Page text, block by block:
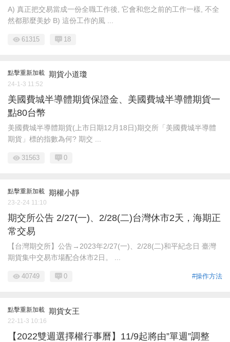
A) 真正把交易當成一份全職工作後, 它會和您之前的工作一樣, 不全
然都那麼美妙 B) 這份工作的風 ...
61315 18
點擊重新加載 期貨小道瓊
24-1-3 11:52
美國費城半導體期貨保證金、美國費城半導體期貨一
點80台幣
​ 美國費城半導體期貨(上市日期12月18日) ​ 期交所「美國費城半導體
期貨」標的指數為何? 期交 ...
31563 0
點擊重新加載 期權小靜
23-2-24 11:10
期交所公告 2/27(一)、2/28(二)台灣休市2天，海期正
常交易
【台灣期交所】公告→2023年2/27(一)、2/28(二)和平紀念日 臺灣
期貨集中交易市場配合休市2日。 ...
#操作方法
40749 0
點擊重新加載 期貨女王
22-11-3 10:16
【2022雙週選擇權行事曆】11/9起將由”單週”調整